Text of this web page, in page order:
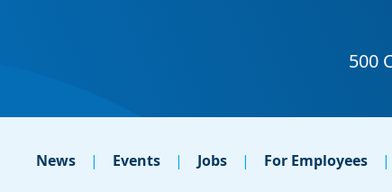
News Events Jobs For Employees